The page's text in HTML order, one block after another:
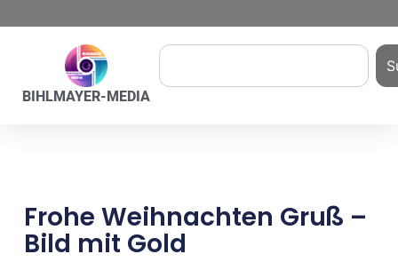
BIHLMAYER-MEDIA
Frohe Weihnachten Gruß –
Bild mit Gold